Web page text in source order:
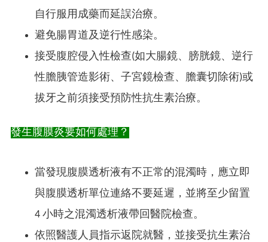
自行服用成藥而延誤治療。
避免腸胃道及逆行性感染。
接受腹腔侵入性檢查(如大腸鏡、膀胱鏡、逆行
性膽胰管造影術、子宮鏡檢查、膽囊切除術)或
拔牙之前須接受預防性抗生素治療。
發生腹膜炎要如何處理？
當發現腹膜透析液有不正常的混濁時，應立即
與腹膜透析單位連絡不要延遲，並將至少留置
4 小時之混濁透析液帶回醫院檢查。
依照醫護人員指示返院就醫，並接受抗生素治